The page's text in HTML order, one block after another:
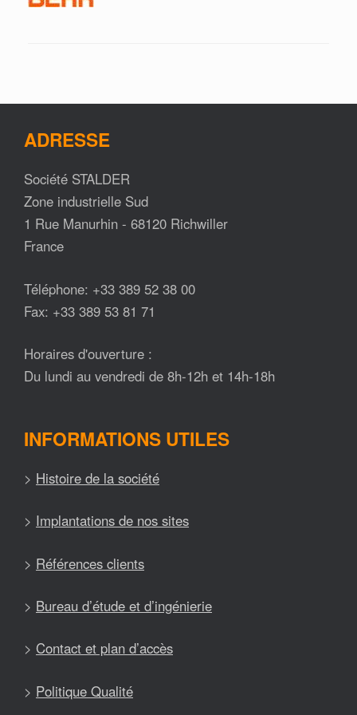
ADRESSE
Société STALDER
Zone industrielle Sud
1 Rue Manurhin - 68120 Richwiller
France
Téléphone: +33 389 52 38 00
Fax: +33 389 53 81 71
Horaires d'ouverture :
Du lundi au vendredi de 8h-12h et 14h-18h
INFORMATIONS UTILES
> Histoire de la société
> Implantations de nos sites
> Références clients
> Bureau d’étude et d’ingénierie
> Contact et plan d’accès
> Politique Qualité